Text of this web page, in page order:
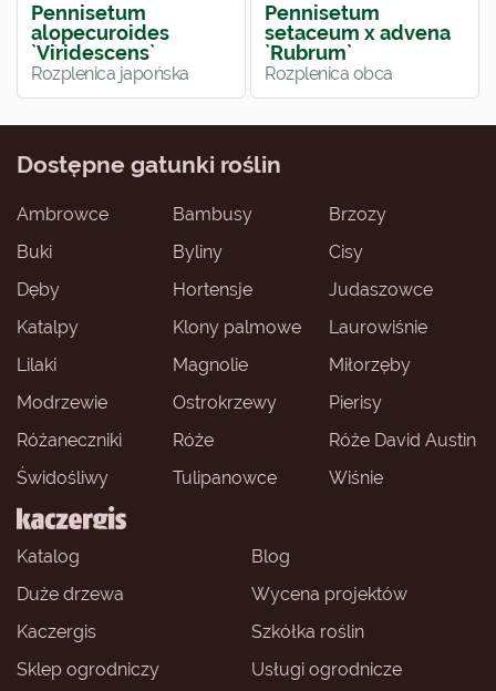
Pennisetum
alopecuroides
`Viridescens`
Rozplenica japońska
Pennisetum
setaceum x advena
`Rubrum`
Rozplenica obca
Katalog
Blog
Duże drzewa
Wycena projektów
Kaczergis
Szkółka roślin
Sklep ogrodniczy
Usługi ogrodnicze
Dostępne gatunki roślin
Ambrowce Bambusy
Brzozy
Buki
Byliny
Cisy
Dęby
Hortensje
Judaszowce
Katalpy
Klony palmowe
Laurowiśnie
Lilaki
Magnolie
Miłorzęby
Modrzewie
Ostrokrzewy
Pierisy
Różaneczniki
Róże
Róże David Austin
Świdośliwy
Tulipanowce Wiśnie